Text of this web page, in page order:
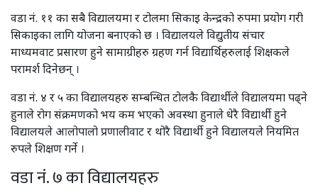
वडा नं. ११ का सबै विद्यालयमा र टोलमा सिकाइ केन्द्रको रुपमा प्रयोग गरी
सिकाइका लागि योजना बनाएको छ । विद्यालयले विद्युतीय संचार
माध्यमवाट प्रसारण हुने सामाग्रीहरु ग्रहण गर्न विद्यार्थिहरुलाई शिक्षकले
परामर्श दिनेछन् ।
वडा नं. ४ र ५ का विद्यालयहरु सम्बन्धित टोलकै विद्यार्थीले विद्यालयमा पढ्ने
हुनाले रोग संक्रमणको भय कम भएको अवस्था हुनाले धेरै विद्यार्थी हुने
विद्यालयले आलोपालो प्रणालीवाट र थोरै विद्यार्थी हुने विद्यालयले नियमित
रुपले शिक्षण गर्ने ।
वडा नं. ७ का विद्यालयहरु